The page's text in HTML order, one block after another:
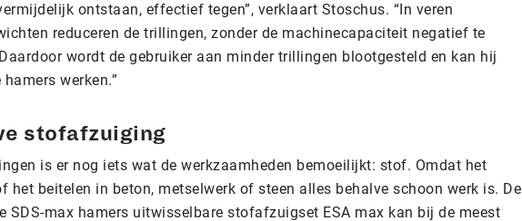
ontstaan, effectief tegen”, verklaart Stoschus. “In veren
reduceren de trillingen, zonder de machinecapaciteit negatief te
wordt de gebruiker aan minder trillingen blootgesteld en kan hij
hamers werken.”
stofafzuiging
is er nog iets wat de werkzaamheden bemoeilijkt: stof. Omdat het
het beitelen in beton, metselwerk of steen alles behalve schoon werk is. De
SDS-max hamers uitwisselbare stofafzuigset ESA max kan bij de meest